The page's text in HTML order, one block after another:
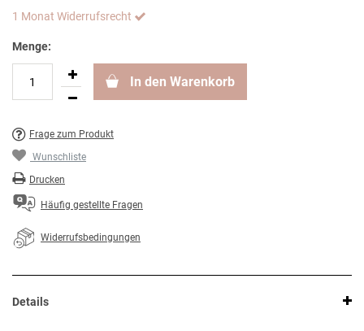
1 Monat Widerrufsrecht
Menge:
In den Warenkorb
Frage zum Produkt
Wunschliste
Drucken
Häufig gestellte Fragen
Widerrufsbedingungen
Details